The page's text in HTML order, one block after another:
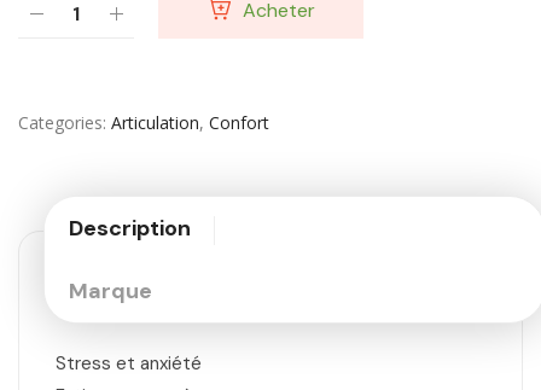
Acheter
Categories Articulation, Confort
Description
Marque
Stress et anxiété